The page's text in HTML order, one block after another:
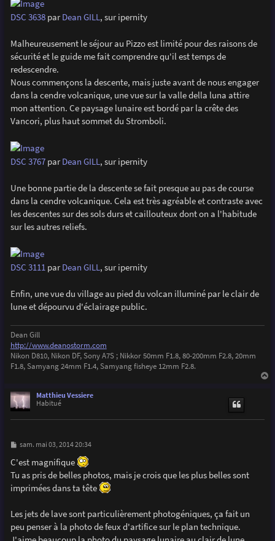
DSC 3638parDean GILL, sur ipernity
Malheureusement le séjour au Pizzo est limité pour des raisons de
sécurité et le guide me fait comprendre qu'il est temps de
redescendre.
Nous commençons la descente, mais juste avant de nous engager
dans la cendre volcanique, une vue sur la valle della luna attire
mon attention. Ce paysage lunaire est bordé par la crête des
Vancori, plus haut sommet du Stromboli.
DSC 3767parDean GILL, sur ipernity
Une bonne partie de la descente se fait presque au pas de course
dans la cendre volcanique. Cela est très agréable et contraste avec
les descentes sur des sols durs et caillouteux dont on a l'habitude
sur les autres reliefs.
DSC 3111parDean GILL, sur ipernity
Enfin, une vue du village au pied du volcan illuminé par le clair de
lune et dépourvu d'éclairage public.
Dean Gill
http://www.deanostorm.com
Nikon D810, Nikon DF, Sony A7S ; Nikkor 50mm F1.8, 80-200mm F2.8, 20mm
F1.8, Samyang 24mm F1.4, Samyang fisheye 12mm F2.8.
Matthieu Vessiere
Habitué
M
s
s
a
e
sam. mai 03, 2014 20:34
C'est magnifique
Tu as pris de belles photos, mais je crois que les plus belles sont
imprimées dans ta tête
Les jets de lave sont particulièrement photogéniques, ça fait un
peu penser à la photo de feux d'artifice sur le plan technique.